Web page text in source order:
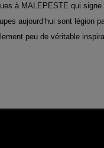
à MALEPESTE qui signe
aujourd’hui sont légion
peu de véritable